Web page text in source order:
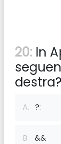
20: ln
destra?
A. ?:
B. &&